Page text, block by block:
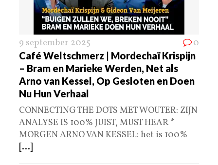
9 september 2025 0
Café Weltschmerz | Mordechaï Krispijn
– Bram en Marieke Werden, Net als
Arno van Kessel, Op Gesloten en Doen
Nu Hun Verhaal
CONNECTING THE DOTS MET WOUTER: ZIJN
ANALYSE IS 100% JUIST, MUST HEAR *
MORGEN ARNO VAN KESSEL: het is 100%
[...]